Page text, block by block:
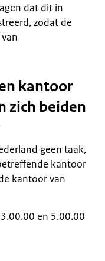
dat dit in
zodat de
kantoor
zich beiden
geen taak,
kantoor
kantoor van
en 5.00.00